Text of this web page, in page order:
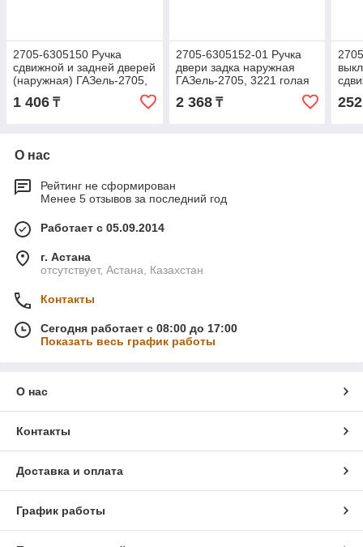
2705-6305150 Ручка
сдвижной и задней дверей
(наружная) ГАЗель-2705,
1 406 ₸
2705-6305152-01 Ручка
двери задка наружная
ГАЗель-2705, 3221 голая
2 368₸ 252
О нас
Рейтинг не сформирован
Менее 5 отзывов за последний год
Работает с 05.09.2014
г. Астана
отсутствует, Астана, Казахстан
Контакты
Сегодня работает с 08:00 до 17:00
Показать весь график работы
О нас
Контакты
Доставка и оплата
График работы